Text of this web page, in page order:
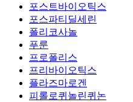
포스트바이오틱스
포스파티딜세린
폴리코사놀
푸룬
프로폴리스
프리바이오틱스
플라즈마로겐
피롤로퀴놀린퀴논